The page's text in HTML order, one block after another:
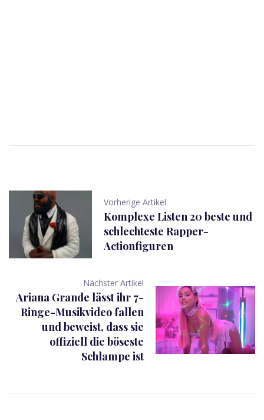
Vorherige Artikel
Komplexe Listen 20 beste und
schlechteste Rapper-
Actionfiguren
Nächster Artikel
Ariana Grande lässt ihr 7-
Ringe-Musikvideo fallen
und beweist, dass sie
offiziell die böseste
Schlampe ist